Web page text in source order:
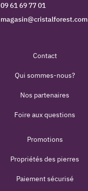
09 61 69 77 01
magasin@cristalforest.com
Contact
Qui sommes-nous?
Nos partenaires
Foire aux questions
Promotions
Propriétés des pierres
Paiement sécurisé